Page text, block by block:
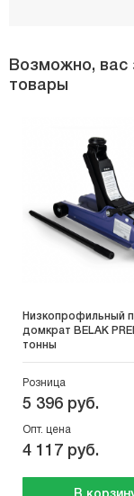
Возможно,
товары
Низкопрофильный
домкрат BELAK
тонны
Розница
5 396 руб.
Опт. цена
4 117 руб.